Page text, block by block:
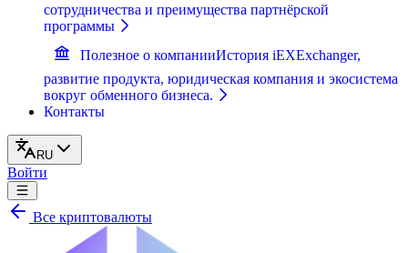
сотрудничества и преимущества партнёрской
программы
Полезное о компанииИстория iEXExchanger,
развитие продукта, юридическая компания и экосистема
вокруг обменного бизнеса.
Контакты
RU
Войти
Все криптовалюты